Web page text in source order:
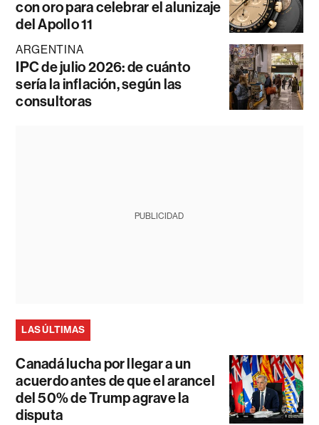
con oro para celebrar el alunizaje
del Apollo 11
ARGENTINA
IPC de julio 2026: de cuánto
sería la inflación, según las
consultoras
PUBLICIDAD
LAS ÚLTIMAS
Canadá lucha por llegar a un
acuerdo antes de que el arancel
del 50% de Trump agrave la
disputa